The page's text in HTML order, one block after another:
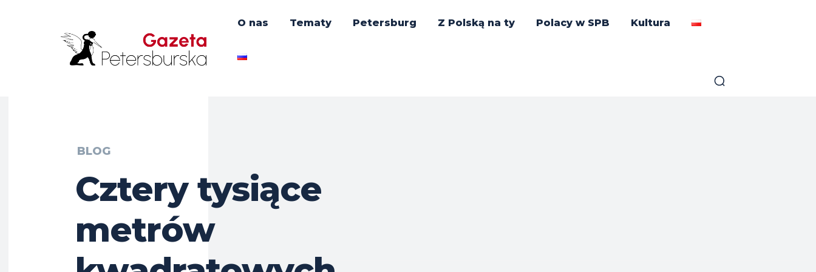
O nas Tematy Petersburg Z Polską na ty Polacy w SPB Kultura
BLOG
Cztery tysiące
metrów